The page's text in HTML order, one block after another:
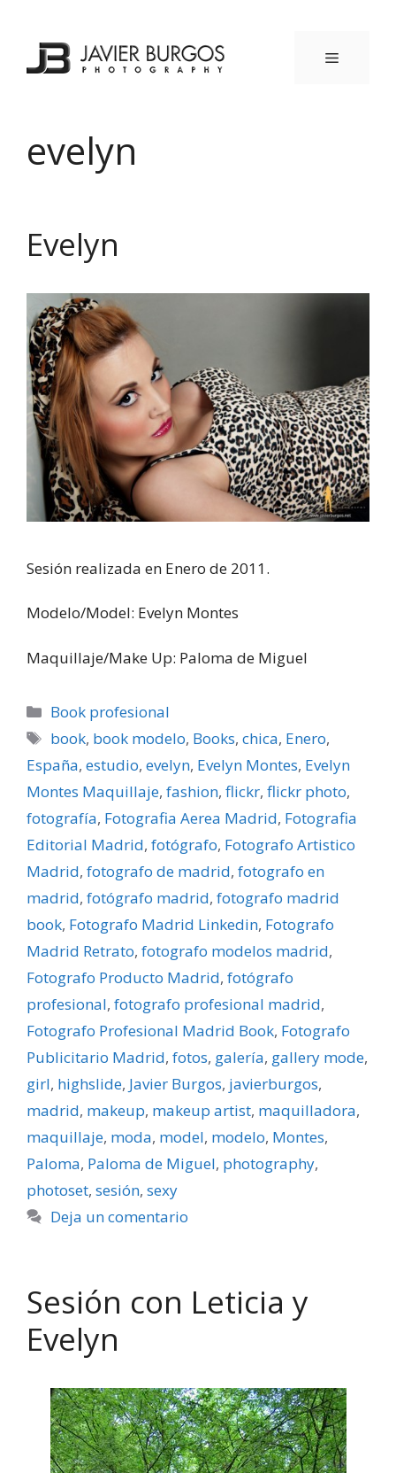
contenido
MENÚ
evelyn
Evelyn
Sesión realizada en Enero de 2011.
Modelo/Model: Evelyn Montes
Maquillaje/Make Up: Paloma de Miguel
Categorías
Book profesional
Etiquetas
book, book modelo, Books,chica, Enero,
España, estudio, evelyn, Evelyn Montes, Evelyn
Montes Maquillaje, fashion, flickr, flickr photo,
fotografí­a, Fotografia Aerea Madrid, Fotografia
Editorial Madrid, fotógrafo, Fotografo Artistico
Madrid, fotografo de madrid, fotografo en
madrid, fotógrafo madrid, fotografo madrid
book, Fotografo Madrid Linkedin, Fotografo
Madrid Retrato, fotografo modelos madrid,
Fotografo Producto Madrid, fotógrafo
profesional, fotografo profesional madrid,
Fotografo Profesional Madrid Book, Fotografo
Publicitario Madrid, fotos, galerí­a, gallery mode,
girl, highslide, Javier Burgos, javierburgos,
madrid, makeup, makeup artist, maquilladora,
maquillaje, moda, model, modelo, Montes,
Paloma, Paloma de Miguel, photography,
photoset, sesión, sexy
Deja un comentario
Sesión con Leticia y
Evelyn